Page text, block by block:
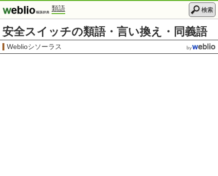
類語 検索
安全スイッチの類語・言い換え・同義語
Weblioシソーラス